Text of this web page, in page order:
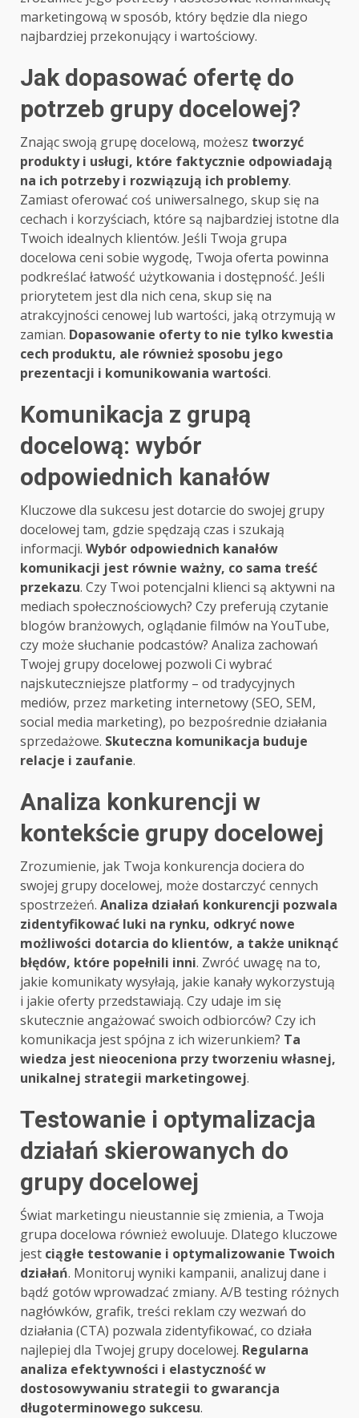
marketingową w sposób, który będzie dla niego
najbardziej przekonujący i wartościowy.
Jak dopasować ofertę do
potrzeb grupy docelowej?
Znając swoją grupę docelową, możesz tworzyć
produkty i usługi, które faktycznie odpowiadają
na ich potrzeby i rozwiązują ich problemy.
Zamiast oferować coś uniwersalnego, skup się na
cechach i korzyściach, które są najbardziej istotne dla
Twoich idealnych klientów. Jeśli Twoja grupa
docelowa ceni sobie wygodę, Twoja oferta powinna
podkreślać łatwość użytkowania i dostępność. Jeśli
priorytetem jest dla nich cena, skup się na
atrakcyjności cenowej lub wartości, jaką otrzymują w
zamian. Dopasowanie oferty to nie tylko kwestia
cech produktu, ale również sposobu jego
prezentacji i komunikowania wartości.
Komunikacja z grupą
docelową: wybór
odpowiednich kanałów
Kluczowe dla sukcesu jest dotarcie do swojej grupy
docelowej tam, gdzie spędzają czas i szukają
informacji. Wybór odpowiednich kanałów
komunikacji jest równie ważny, co sama treść
przekazu. Czy Twoi potencjalni klienci są aktywni na
mediach społecznościowych? Czy preferują czytanie
blogów branżowych, oglądanie filmów na YouTube,
czy może słuchanie podcastów? Analiza zachowań
Twojej grupy docelowej pozwoli Ci wybrać
najskuteczniejsze platformy – od tradycyjnych
mediów, przez marketing internetowy (SEO, SEM,
social media marketing), po bezpośrednie działania
sprzedażowe. Skuteczna komunikacja buduje
relacje i zaufanie.
Analiza konkurencji w
kontekście grupy docelowej
Zrozumienie, jak Twoja konkurencja dociera do
swojej grupy docelowej, może dostarczyć cennych
spostrzeżeń. Analiza działań konkurencji pozwala
zidentyfikować luki na rynku, odkryć nowe
możliwości dotarcia do klientów, a także uniknąć
błędów, które popełnili inni. Zwróć uwagę na to,
jakie komunikaty wysyłają, jakie kanały wykorzystują
i jakie oferty przedstawiają. Czy udaje im się
skutecznie angażować swoich odbiorców? Czy ich
komunikacja jest spójna z ich wizerunkiem? Ta
wiedza jest nieoceniona przy tworzeniu własnej,
unikalnej strategii marketingowej.
Testowanie i optymalizacja
działań skierowanych do
grupy docelowej
Świat marketingu nieustannie się zmienia, a Twoja
grupa docelowa również ewoluuje. Dlatego kluczowe
jest ciągłe testowanie i optymalizowanie Twoich
działań. Monitoruj wyniki kampanii, analizuj dane i
bądź gotów wprowadzać zmiany. A/B testing różnych
nagłówków, grafik, treści reklam czy wezwań do
działania (CTA) pozwala zidentyfikować, co działa
najlepiej dla Twojej grupy docelowej. Regularna
analiza efektywności i elastyczność w
dostosowywaniu strategii to gwarancja
długoterminowego sukcesu.